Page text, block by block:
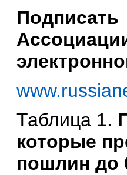
Таблица 1.
которые
пошлин до